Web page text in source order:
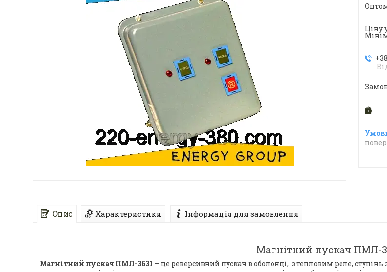
Ціну
Опис Характеристики Інформація для замовлення
Магнітний пускач ПМЛ-
Магнітний пускач ПМЛ-3631 — це реверсивний пускач в оболонці, з тепловим реле,